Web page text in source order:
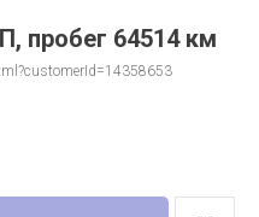
пробег 64514 км